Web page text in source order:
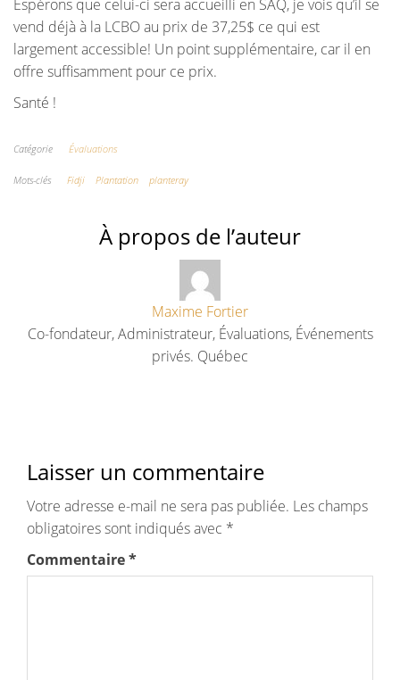
Espérons que celui-ci sera accueilli en SAQ, je vois qu’il se
vend déjà à la LCBO au prix de 37,25$ ce qui est
largement accessible! Un point supplémentaire, car il en
offre suffisamment pour ce prix.
Santé !
Catégorie Évaluations
Mots-clés Fidji Plantation planteray
À propos de l’auteur
Maxime Fortier
Co-fondateur, Administrateur, Évaluations, Événements
privés. Québec
Laisser un commentaire
Votre adresse e-mail ne sera pas publiée. Les champs
obligatoires sont indiqués avec *
Commentaire*